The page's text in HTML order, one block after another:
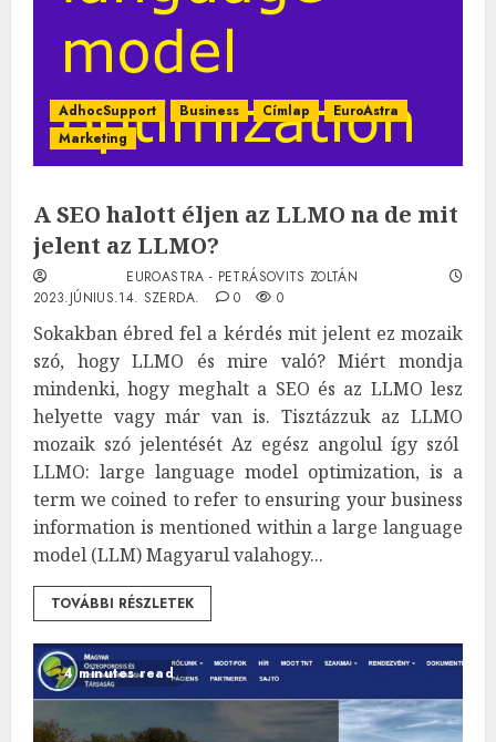
AdhocSupport Business Címlap
EuroAstra
Marketing
A SEO halott éljen az LLMO na de mit
jelent az LLMO?
EUROASTRA - PETRÁSOVITS ZOLTÁN
2023.JÚNIUS.14. SZERDA.
0 0
Sokakban ébred fel a kérdés mit jelent ez mozaik
szó, hogy LLMO és mire való? Miért mondja
mindenki, hogy meghalt a SEO és az LLMO lesz
helyette vagy már van is. Tisztázzuk az LLMO
mozaik szó jelentését Az egész angolul így szól
LLMO: large language model optimization, is a
term we coined to refer to ensuring your business
information is mentioned within a large language
model (LLM) Magyarul valahogy...
TOVÁBBI RÉSZLETEK
4 minutes read